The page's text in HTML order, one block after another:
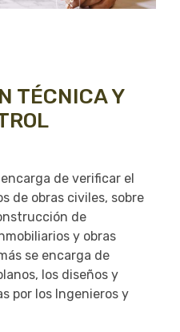
TÉCNICA Y
de verificar el
de obras civiles, sobre
de
y obras
se encarga de
los diseños y
por los Ingenieros y